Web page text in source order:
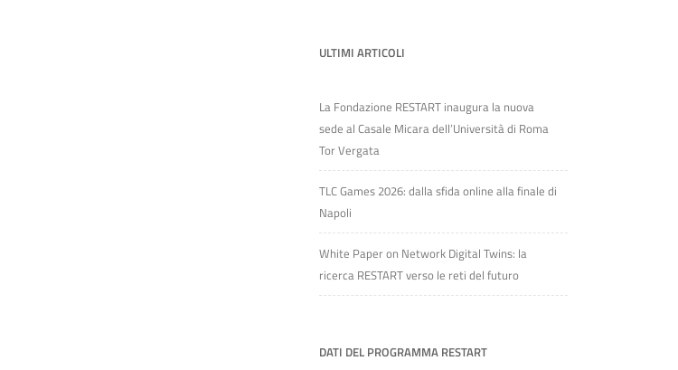
ULTIMI ARTICOLI
La Fondazione RESTART inaugura la nuova
sede al Casale Micara dell’Università di Roma
Tor Vergata
TLC Games 2026: dalla sfida online alla finale di
Napoli
White Paper on Network Digital Twins: la
ricerca RESTART verso le reti del futuro
DATI DEL PROGRAMMA RESTART